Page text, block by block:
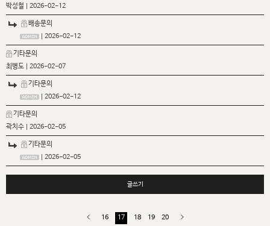
박성철
| 2026-02-12
배송문의
| 2026-02-12
기타문의
최병도
| 2026-02-07
기타문의
| 2026-02-12
기타문의
곽치수
| 2026-02-05
기타문의
| 2026-02-05
글쓰기
16 17 18 19 20